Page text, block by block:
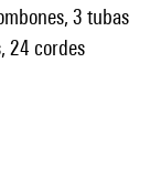
3 tubas
24 cordes